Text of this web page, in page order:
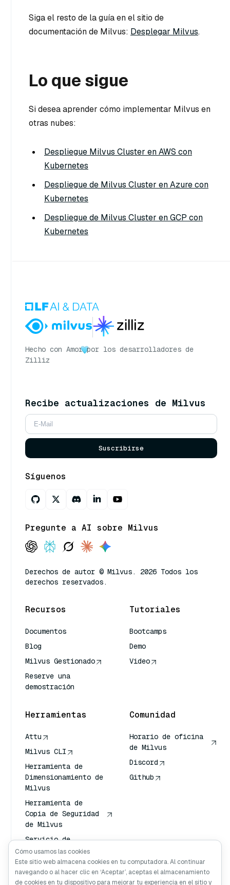
Siga el resto de la guía en el sitio de
documentación de Milvus: Desplegar Milvus.
Lo que sigue
Si desea aprender cómo implementar Milvus en
otras nubes:
Despliegue Milvus Cluster en AWS con
Kubernetes
Despliegue de Milvus Cluster en Azure con
Kubernetes
Despliegue de Milvus Cluster en GCP con
Kubernetes
Hecho con Amor por los desarrolladores de
Zilliz
Recibe actualizaciones de Milvus
Suscribirse
Síguenos
Pregunte a AI sobre Milvus
Derechos de autor © Milvus. 2026 Todos los
derechos reservados.
Recursos
Documentos
Blog
Milvus Gestionado
Reserve una
demostración
Tutoriales
Bootcamps
Demo
Video
Herramientas
Attu
Milvus CLI
Herramienta de
Dimensionamiento de
Milvus
Herramienta de
Copia de Seguridad
de Milvus
Servicio de
Transporte de
Vectores (VTS)
Buscador profundo
Comunidad
Horario de oficina
de Milvus
Discord
Github
Cómo usamos las cookies
Este sitio web almacena cookies en tu computadora. Al continuar
navegando o al hacer clic en ‘Aceptar’, aceptas el almacenamiento
de cookies en tu dispositivo para mejorar tu experiencia en el sitio y